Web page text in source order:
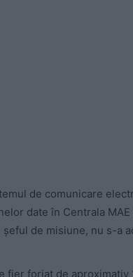
de comunicare
date în Centrala
de misiune, nu s-a
fier forjat de